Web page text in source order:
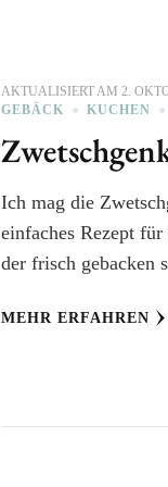
AKTUALISIERT AM 2.
GEBÄCK
KUCHEN
Ich mag die
einfaches Rezept
der frisch gebacken
MEHR ERFAHREN